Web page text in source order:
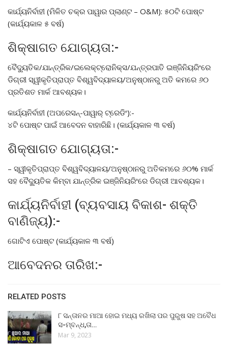
କାର୍ଯ୍ୟନିର୍ବାହୀ (ମିଳିତ ଚକ୍ର ପାୱାର ପ୍ଲାଣ୍ଟ – O&M): ୫୦ଟି ପୋଷ୍ଟ
(କାର୍ଯ୍ୟକାଳ ୫ ବର୍ଷ)
ଶିକ୍ଷାଗତ ଯୋଗ୍ୟତା:-
ବୈଦ୍ୟୁତିକ/ଯାନ୍ତ୍ରିକ/ଇଲେକ୍ଟ୍ରୋନିକ୍ସ/ଯନ୍ତ୍ରପାତି ଇଞ୍ଜିନିୟରିଂରେ
ଡିଗ୍ରୀ ସ୍ୱୀକୃତିପ୍ରାପ୍ତ ବିଶ୍ୱବିଦ୍ୟାଳୟ/ଅନୁଷ୍ଠାନରୁ ଅତି କମରେ ୬୦
ପ୍ରତିଶତ ମାର୍କ ଆବଶ୍ୟକ।
କାର୍ଯ୍ୟନିର୍ବାହୀ (ଅପରେସନ୍-ପାୱାର୍ ଟ୍ରେଡିଂ):-
୪ଟି ପୋଷ୍ଟ ପାଇଁ ଆବେଦନ ବାହାରିଛି। (କାର୍ଯ୍ୟକାଳ ୩ ବର୍ଷ)
ଶିକ୍ଷାଗତ ଯୋଗ୍ୟତା:-
– ସ୍ୱୀକୃତିପ୍ରାପ୍ତ ବିଶ୍ୱବିଦ୍ୟାଳୟ/ଅନୁଷ୍ଠାନରୁ ଅତିକମରେ ୬୦% ମାର୍କ
ସହ ବୈଦ୍ୟୁତିକ କିମ୍ବା ଯାନ୍ତ୍ରିକ ଇଞ୍ଜିନିୟରିଂରେ ଡିଗ୍ରୀ ଆବଶ୍ୟକ।
କାର୍ଯ୍ୟନିର୍ବାହୀ (ବ୍ୟବସାୟ ବିକାଶ- ଶକ୍ତି
ବାଣିଜ୍ୟ):-
ଗୋଟିଏ ପୋଷ୍ଟ (କାର୍ଯ୍ୟକାଳ ୩ ବର୍ଷ)
ଆବେଦନର ତାରିଖ:-
RELATED POSTS
୮ ସନ୍ତାନର ମାଆ ହୋଇ ମଧ୍ୟ ରଖିଲା ପର ପୁରୁଷ ସହ ଅବୈଧ
ସ-ମ୍ବନ୍ଧ,ତା…
Mar 9, 2023